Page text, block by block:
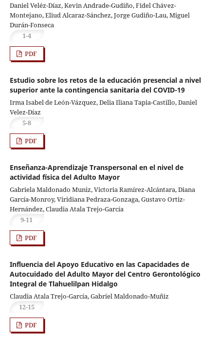
Daniel Veléz-Díaz, Kevin Andrade-Gudiño, Fidel Chávez-
Montejano, Eliud Alcaraz-Sánchez, Jorge Gudiño-Lau, Miguel
Durán-Fonseca
1-4
PDF
Estudio sobre los retos de la educación presencial a nivel
superior ante la contingencia sanitaria del COVID-19
Irma Isabel de León-Vázquez, Delia Iliana Tapia-Castillo, Daniel
Velez-Díaz
5-8
PDF
Enseñanza-Aprendizaje Transpersonal en el nivel de
actividad física del Adulto Mayor
Gabriela Maldonado Muniz, Victoria Ramírez-Alcántara, Diana
García-Monroy, Viridiana Pedraza-Gonzaga, Gustavo Ortiz-
Hernández, Claudia Atala Trejo-García
9-11
PDF
Influencia del Apoyo Educativo en las Capacidades de
Autocuidado del Adulto Mayor del Centro Gerontológico
Integral de Tlahuelilpan Hidalgo
Claudia Atala Trejo-García, Gabriel Maldonado-Muñiz
12-15
PDF